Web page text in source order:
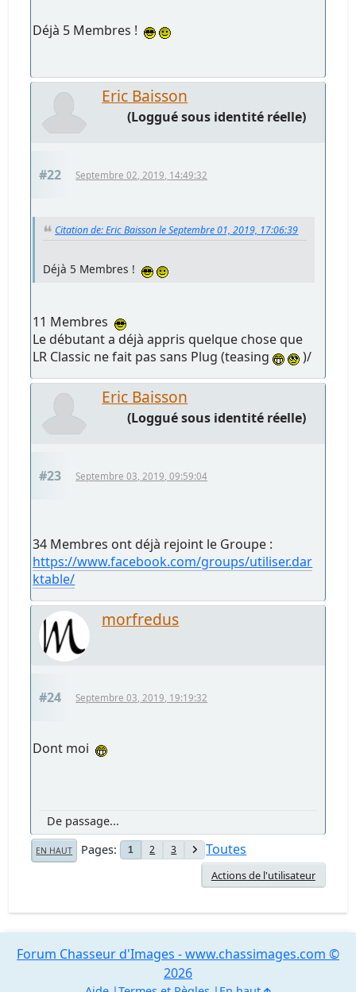
Déjà 5 Membres !
Eric Baisson
(Loggué sous identité réelle)
#22 Septembre 02, 2019, 14:49:32
Citation de: Eric Baisson le Septembre 01, 2019, 17:06:39
Déjà 5 Membres !
11 Membres
Le débutant a déjà appris quelque chose que
LR Classic ne fait pas sans Plug (teasing
)/
Eric Baisson
(Loggué sous identité réelle)
#23 Septembre 03, 2019, 09:59:04
34 Membres ont déjà rejoint le Groupe :
https://www.facebook.com/groups/utiliser.dar
ktable/
morfredus
#24 Septembre 03, 2019, 19:19:32
Dont moi
De passage...
EN HAUT Pages 1 2 3 Toutes
Actions de l'utilisateur
Forum Chasseur d'Images - www.chassimages.com ©
2026